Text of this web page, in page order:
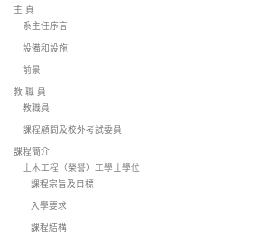
主 頁
系主任序言
設備和設施
前景
教 職 員
教職員
課程顧問及校外考試委員
課程簡介
土木工程（榮譽）工學士學位
課程宗旨及目標
入學要求
課程結構